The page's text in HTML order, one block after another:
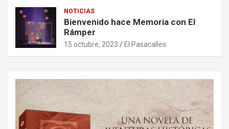
NOTICIAS
Bienvenido hace Memoria con El
Rámper
15 octubre, 2023 El Pasacalles